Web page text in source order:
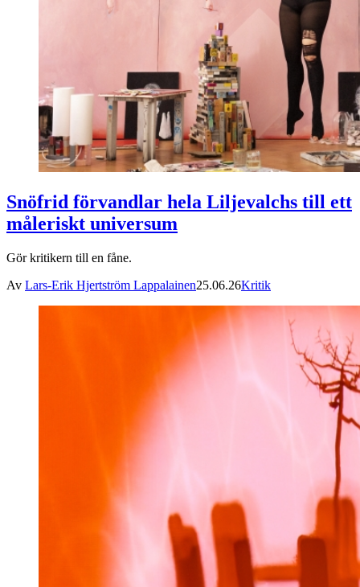
Snöfrid förvandlar hela Liljevalchs till ett
måleriskt universum
Gör kritikern till en fåne.
Av Lars-Erik Hjertström Lappalainen25.06.26Kritik